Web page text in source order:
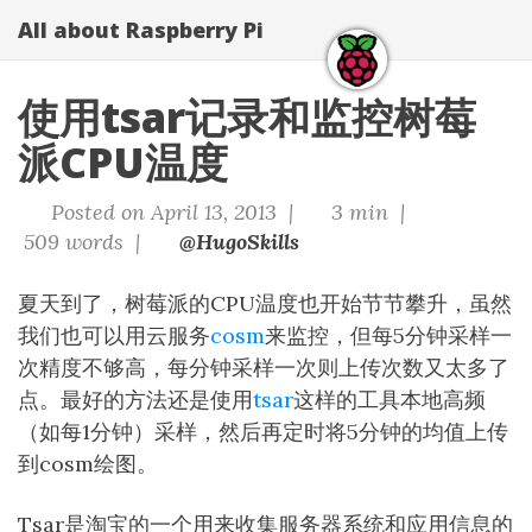
All about Raspberry Pi
使用tsar记录和监控树莓
派CPU温度
Posted on April 13, 2013 |
3 min |
509 words |
@HugoSkills
夏天到了，树莓派的CPU温度也开始节节攀升，虽然
我们也可以用云服务cosm来监控，但每5分钟采样一
次精度不够高，每分钟采样一次则上传次数又太多了
点。最好的方法还是使用tsar这样的工具本地高频
（如每1分钟）采样，然后再定时将5分钟的均值上传
到cosm绘图。
Tsar是淘宝的一个用来收集服务器系统和应用信息的